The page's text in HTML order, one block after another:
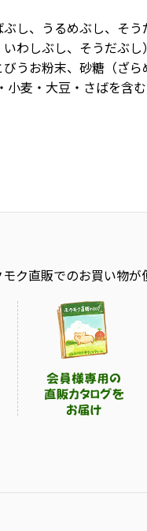
し、うるめぶし、そ
わしぶし、そうだぶ
うお粉末、砂糖（ざ
小麦・大豆・さばを含
ク直販でのお買い物が